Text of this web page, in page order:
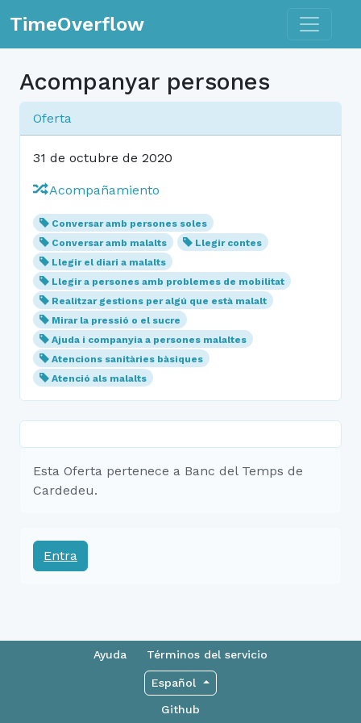
TimeOverflow Toggle
Acompanyar persones
Oferta
31 de octubre de 2020
Acompañamiento
Conversar amb persones soles
Conversar amb malalts
Llegir contes
Llegir el diari a malalts
Llegir a persones amb problemes de mobilitat
Realitzar gestions per algú que està malalt
Mirar la pressió o el sucre
Ajuda i companyia a persones malaltes
Atencions sanitàries bàsiques
Atenció als malalts
Esta Oferta pertenece a Banc del Temps de
Cardedeu.
Entra
Ayuda Términos del servicio
Español
Github